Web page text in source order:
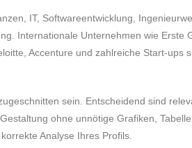
IT, Softwareentwicklung,
Internationale Unternehmen wie Erste
Accenture und zahlreiche Start-ups
sein. Entscheidend sind
ohne unnötige Grafiken,
Analyse Ihres Profils.